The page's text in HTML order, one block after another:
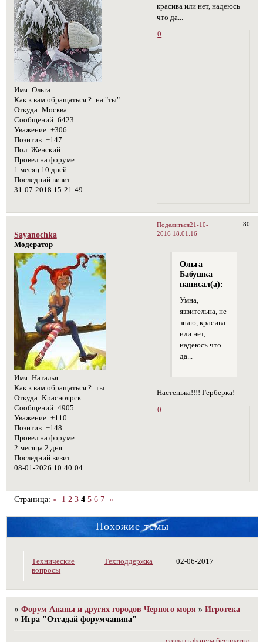
Имя: Ольга
Как к вам обращаться ?: на "ты"
Откуда: Москва
Сообщений: 6423
Уважение: +306
Позитив: +147
Пол: Женский
Провел на форуме:
1 месяц 10 дней
Последний визит:
31-07-2018 15:21:49
красива или нет, надеюсь
что да...
0
Поделиться 80
21-10-
2016 18:01:16
Sayanochka
Модератор
Имя: Наталья
Как к вам обращаться ?: ты
Откуда: Красноярск
Сообщений: 4905
Уважение: +110
Позитив: +148
Провел на форуме:
2 месяца 2 дня
Последний визит:
08-01-2026 10:40:04
Ольга
Бабушка
написал(а):
Умна,
язвительна, не
знаю, красива
или нет,
надеюсь что
да...
Настенька!!!! Герберка!
0
Страница:« 1 2 3 4 5 6 7 »
Похожие темы
Технические
вопросы
Техподдержка 02-06-2017
»Форум Анапы и других городов Черного моря »Игротека
»Игра "Отгадай форумчанина"